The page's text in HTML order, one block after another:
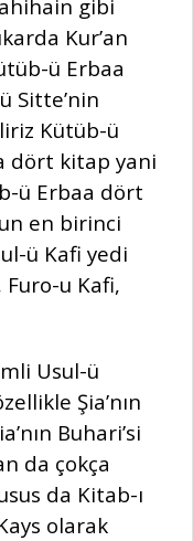
gibi
Kur’an
ü Erbaa
Sitte’nin
Kütüb-ü
dört kitap yani
ü Erbaa dört
en birinci
ü Kafi yedi
u Kafi,
Usul-ü
Şia’nın
Buhari’si
da çokça
da Kitab-ı
olarak